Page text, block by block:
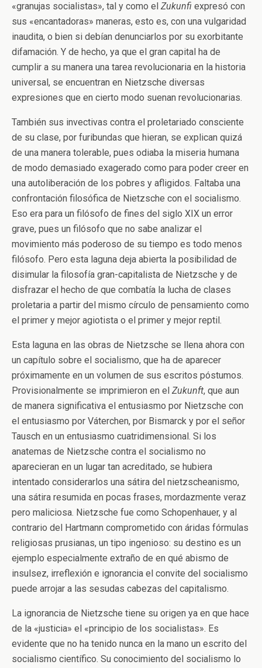
«granujas socialistas», tal y como el Zukunfi expresó con
sus «encantadoras» maneras, esto es, con una vulgaridad
inaudita, o bien si debían denunciarlos por su exorbitante
difamación. Y de hecho, ya que el gran capital ha de
cumplir a su manera una tarea revolucionaria en la historia
universal, se encuentran en Nietzsche diversas
expresiones que en cierto modo suenan revolucionarias.
También sus invectivas contra el proletariado consciente
de su clase, por furibundas que hieran, se explican quizá
de una manera tolerable, pues odiaba la miseria humana
de modo demasiado exagerado como para poder creer en
una autoliberación de los pobres y afligidos. Faltaba una
confrontación filosófica de Nietzsche con el socialismo.
Eso era para un filósofo de fines del siglo XIX un error
grave, pues un filósofo que no sabe analizar el
movimiento más poderoso de su tiempo es todo menos
filósofo. Pero esta laguna deja abierta la posibilidad de
disimular la filosofía gran-capitalista de Nietzsche y de
disfrazar el hecho de que combatía la lucha de clases
proletaria a partir del mismo círculo de pensamiento como
el primer y mejor agiotista o el primer y mejor reptil.
Esta laguna en las obras de Nietzsche se llena ahora con
un capítulo sobre el socialismo, que ha de aparecer
próximamente en un volumen de sus escritos póstumos.
Provisionalmente se imprimieron en el Zukunft, que aun
de manera significativa el entusiasmo por Nietzsche con
el entusiasmo por Váterchen, por Bismarck y por el señor
Tausch en un entusiasmo cuatridimensional. Si los
anatemas de Nietzsche contra el socialismo no
aparecieran en un lugar tan acreditado, se hubiera
intentado considerarlos una sátira del nietzscheanismo,
una sátira resumida en pocas frases, mordazmente veraz
pero maliciosa. Nietzsche fue como Schopenhauer, y al
contrario del Hartmann comprometido con áridas fórmulas
religiosas prusianas, un tipo ingenioso: su destino es un
ejemplo especialmente extraño de en qué abismo de
insulsez, irreflexión e ignorancia el convite del socialismo
puede arrojar a las sesudas cabezas del capitalismo.
La ignorancia de Nietzsche tiene su origen ya en que hace
de la «justicia» el «principio de los socialistas». Es
evidente que no ha tenido nunca en la mano un escrito del
socialismo científico. Su conocimiento del socialismo lo